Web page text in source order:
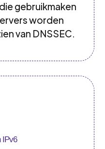
gebruikmaken
worden
van DNSSEC.
IPv6